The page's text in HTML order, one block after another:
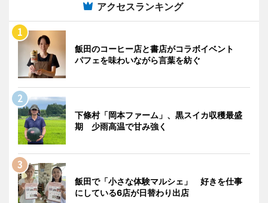
アクセスランキング
飯田のコーヒー店と書店がコラボイベント
パフェを味わいながら言葉を紡ぐ
下條村「岡本ファーム」、黒スイカ収穫最盛
期 少雨高温で甘み強く
飯田で「小さな体験マルシェ」 好きを仕事
にしている6店が日替わり出店